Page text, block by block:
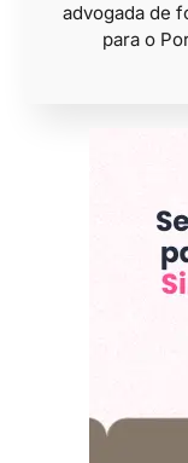
advogada de
para o